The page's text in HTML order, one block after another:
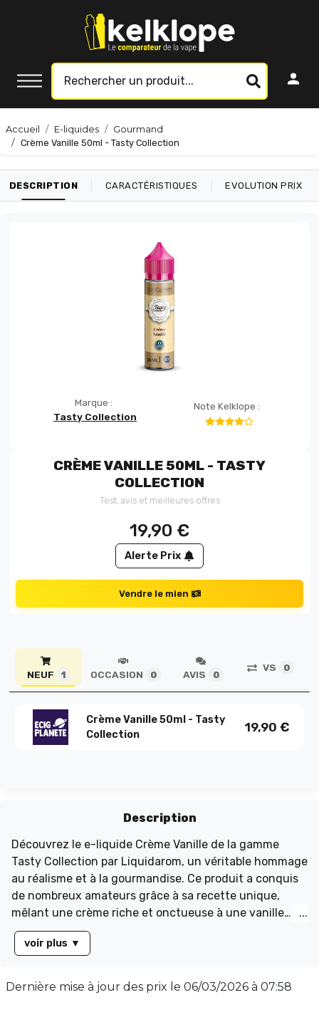
Accueil E-liquides
Gourmand
Crème Vanille 50ml - Tasty Collection
DESCRIPTION CARACTÉRISTIQUES EVOLUTION PRIX
Marque :
Tasty Collection
Note Kelklope :
CRÈME VANILLE 50ML - TASTY
COLLECTION
Test, avis et meilleures offres
19,90 €
Alerte Prix
Vendre le mien
NEUF 1 OCCASION 0 AVIS 0
VS 0
Crème Vanille 50ml - Tasty
Collection
19,90 €
Description
Découvrez le e-liquide Crème Vanille de la gamme
Tasty Collection par Liquidarom, un véritable hommage
au réalisme et à la gourmandise. Ce produit a conquis
de nombreux amateurs grâce à sa recette unique,
mêlant une crème riche et onctueuse à une vanille
délicate. Le savoir-faire de Liquidarom se reflète dans
chaque goutte de ce e-liquide, offrant une expérience
à 50ml sans nicotine, il propose un équilibre parfait
voir plus ▼
Dernière mise à jour des prix le 06/03/2026 à 07:58